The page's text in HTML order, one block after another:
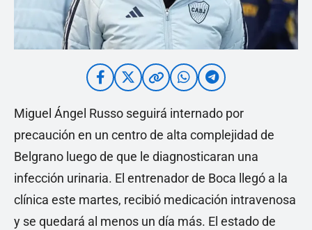
Miguel Ángel Russo seguirá internado por
precaución en un centro de alta complejidad de
Belgrano luego de que le diagnosticaran una
infección urinaria. El entrenador de Boca llegó a la
clínica este martes, recibió medicación intravenosa
y se quedará al menos un día más. El estado de